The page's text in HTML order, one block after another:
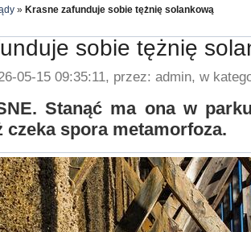
» Krasne zafunduje sobie tężnię solankową
sobie tężnię
05-15 09:35:11, przez: admin, w
Stanąć ma ona w
czeka spora metamorfoza.